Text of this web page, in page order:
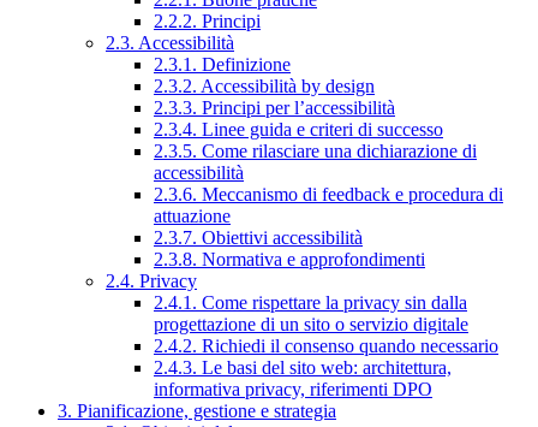
2.2.2. Principi
2.3. Accessibilità
2.3.1. Definizione
2.3.2. Accessibilità by design
2.3.3. Principi per l’accessibilità
2.3.4. Linee guida e criteri di successo
2.3.5. Come rilasciare una dichiarazione di
accessibilità
2.3.6. Meccanismo di feedback e procedura di
attuazione
2.3.7. Obiettivi accessibilità
2.3.8. Normativa e approfondimenti
2.4. Privacy
2.4.1. Come rispettare la privacy sin dalla
progettazione di un sito o servizio digitale
2.4.2. Richiedi il consenso quando necessario
2.4.3. Le basi del sito web: architettura,
informativa privacy, riferimenti DPO
3. Pianificazione, gestione e strategia